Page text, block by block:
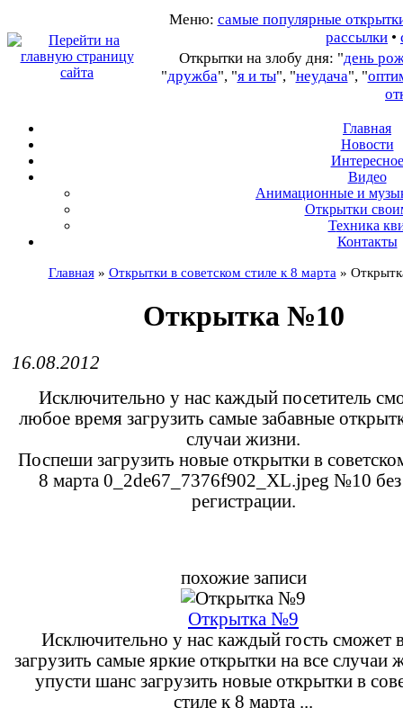
Меню: самые популярные
рассылки •
Открытки на злобу дня: "день
"дружба", "я и ты", "неудача", "
Главная
Новости
Интересное
Видео
Анимационные и
Открытки
Техника
Контакты
Главная» Открытки в советском стиле к 8 марта »
Открытка №10
16.08.2012
Исключительно у нас каждый посетитель
любое время загрузить самые забавные
случаи жизни.
Поспеши загрузить новые открытки в
8 марта 0_2de67_7376f902_XL.jpeg №10
регистрации.
похожие записи
Открытка №9
Исключительно у нас каждый гость сможет
загрузить самые яркие открытки на все случаи
упусти шанс загрузить новые открытки в
стиле к 8 марта ...